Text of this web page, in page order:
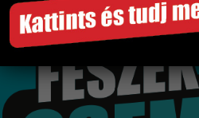
Több száz termék
Győri bemutatóterem